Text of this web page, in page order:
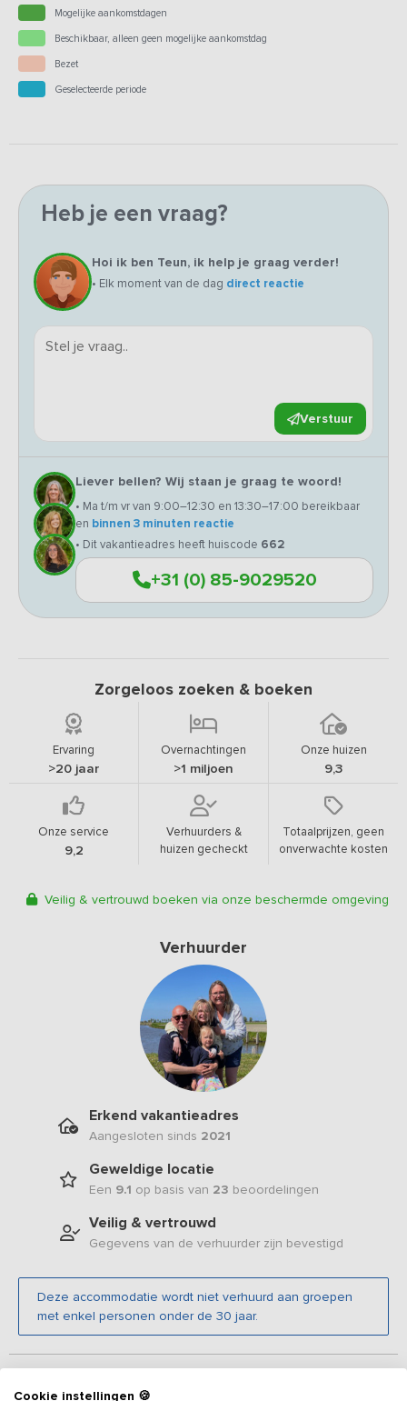
Mogelijke aankomstdagen
Beschikbaar, alleen geen mogelijke aankomstdag
Bezet
Geselecteerde periode
Heb je een vraag?
Hoi ik ben Teun, ik help je graag verder!
• Elk moment van de dag direct reactie
Verstuur
Liever bellen? Wij staan je graag te woord!
• Ma t/m vr van 9:00–12:30 en 13:30–17:00 bereikbaar
en binnen 3 minuten reactie
• Dit vakantieadres heeft huiscode 662
+31 (0) 85-9029520
Zorgeloos zoeken & boeken
Ervaring
>20 jaar
Overnachtingen
>1 miljoen
Onze huizen
9,3
Onze service
9,2
Verhuurders &
huizen gecheckt
Totaalprijzen, geen
onverwachte kosten
Veilig & vertrouwd boeken via onze beschermde omgeving
Verhuurder
Erkend vakantieadres
Aangesloten sinds 2021
Geweldige locatie
Een 9.1 op basis van 23 beoordelingen
Veilig & vertrouwd
Gegevens van de verhuurder zijn bevestigd
Deze accommodatie wordt niet verhuurd aan groepen
met enkel personen onder de 30 jaar.
Cookie instellingen 🍪